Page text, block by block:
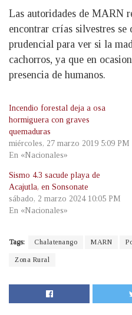
Las autoridades de MARN
encontrar crías silvestres se
prudencial para ver si la
cachorros, ya que en
presencia de humanos.
Incendio forestal deja a osa
hormiguera con graves
quemaduras
miércoles, 27 marzo 2019 5:09 PM
En «Nacionales»
Sismo 4.3 sacude playa de
Acajutla, en Sonsonate
sábado, 2 marzo 2024 10:05 PM
En «Nacionales»
Tags: Chalatenango MARN
Zona Rural